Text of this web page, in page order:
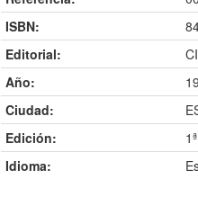
ISBN:
Editorial:
Año:
Ciudad:
Edición:
Idioma: